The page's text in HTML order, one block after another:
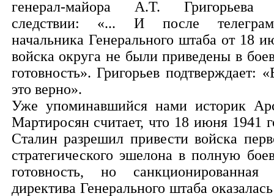
генерал-майора А.Т. Григорьева
следствии: «... И после
начальника Генерального штаба от 18
войска округа не были приведены в
готовность». Григорьев подтверждает:
это верно».
Уже упоминавшийся нами историк
Мартиросян считает, что 18 июня 1941
Сталин разрешил привести войска
стратегического эшелона в полную
готовность, но
директива Генерального штаба